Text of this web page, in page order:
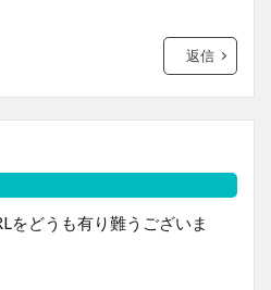
返信
をどうも有り難うございま